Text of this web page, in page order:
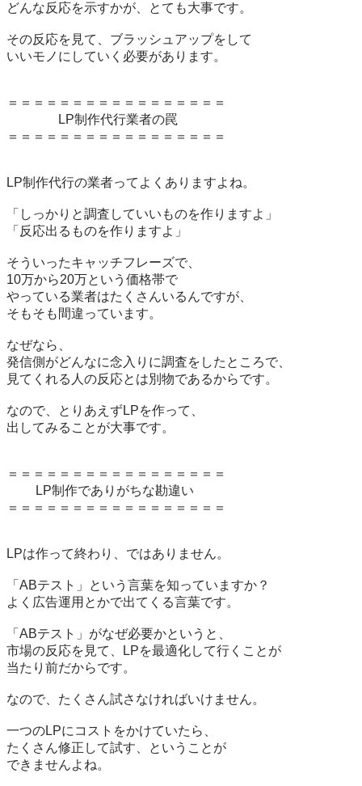
どんな反応を示すかが、とても大事です。
その反応を見て、ブラッシュアップをして
いいモノにしていく必要があります。
＝＝＝＝＝＝＝＝＝＝＝＝＝＝＝＝＝
LP制作代行業者の罠
＝＝＝＝＝＝＝＝＝＝＝＝＝＝＝＝＝
LP制作代行の業者ってよくありますよね。
「しっかりと調査していいものを作りますよ」
「反応出るものを作りますよ」
そういったキャッチフレーズで、
10万から20万という価格帯で
やっている業者はたくさんいるんですが、
そもそも間違っています。
なぜなら、
発信側がどんなに念入りに調査をしたところで、
見てくれる人の反応とは別物であるからです。
なので、とりあえずLPを作って、
出してみることが大事です。
＝＝＝＝＝＝＝＝＝＝＝＝＝＝＝＝＝
LP制作でありがちな勘違い
＝＝＝＝＝＝＝＝＝＝＝＝＝＝＝＝＝
LPは作って終わり、ではありません。
「ABテスト」という言葉を知っていますか？
よく広告運用とかで出てくる言葉です。
「ABテスト」がなぜ必要かというと、
市場の反応を見て、LPを最適化して行くことが
当たり前だからです。
なので、たくさん試さなければいけません。
一つのLPにコストをかけていたら、
たくさん修正して試す、ということが
できませんよね。